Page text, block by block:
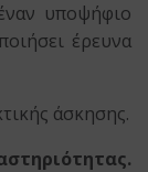
υποψήφιο
έρευνα
άσκησης.